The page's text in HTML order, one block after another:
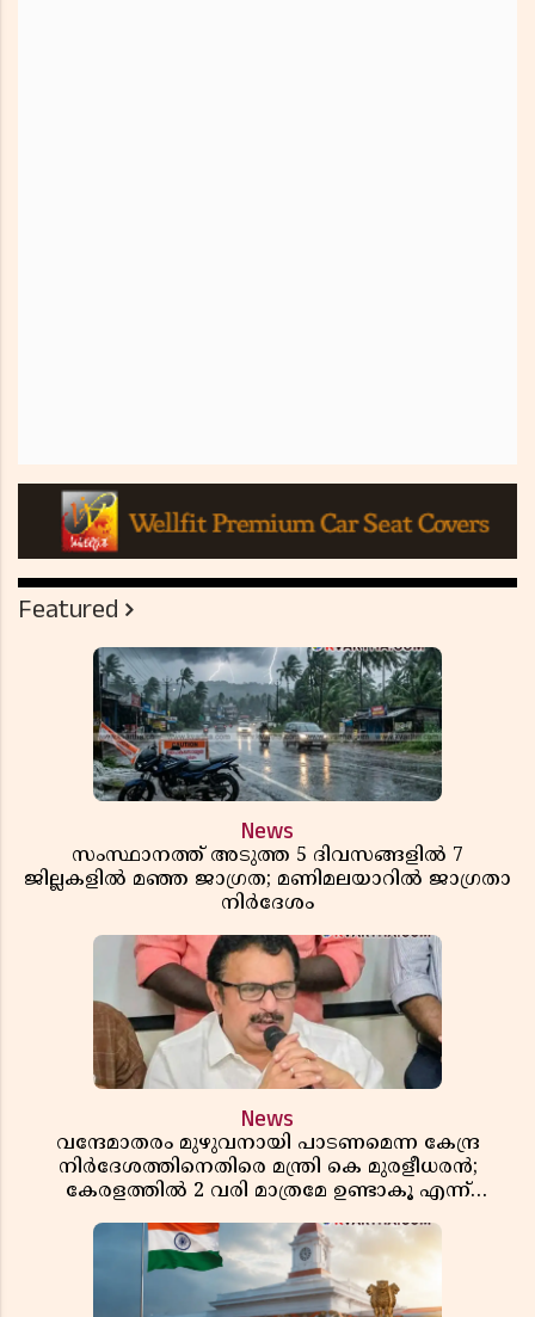
Featured
News
സംസ്ഥാനത്ത് അടുത്ത 5 ദിവസങ്ങളിൽ 7
ജില്ലകളിൽ മഞ്ഞ ജാഗ്രത; മണിമലയാറിൽ ജാഗ്രതാ
നിർദേശം
News
വന്ദേമാതരം മുഴുവനായി പാടണമെന്ന കേന്ദ്ര
നിർദേശത്തിനെതിരെ മന്ത്രി കെ മുരളീധരൻ;
കേരളത്തിൽ 2 വരി മാത്രമേ ഉണ്ടാകൂ എന്ന്